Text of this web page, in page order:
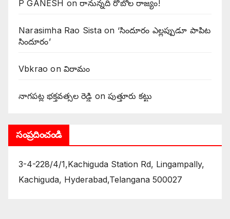
P GANESH on‌రానున్నది రోబోల రాజ్యం!
Narasimha Rao Sistaon ‘సిందూరం ఎల్లప్పుడూ పాపిట
సిందూరం’
Vbkrao onవిరామం
నాగపట్ల భక్తవత్సల రెడ్డి onపుత్తూరు కట్టు
సంప్రదించండి
3-4-228/4/1,Kachiguda Station Rd, Lingampally,
Kachiguda, Hyderabad,Telangana 500027